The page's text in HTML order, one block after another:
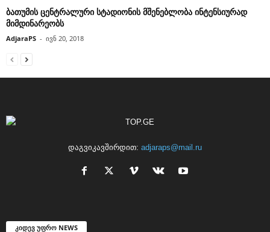
ბათუმის ცენტრალური სტადიონის მშენებლობა ინტენსიურად
მიმდინარეობს
AdjaraPS - ივნ 20, 2018
დაგვიკავშირდით: adjaraps@mail.ru
კიდევ უფრო NEWS